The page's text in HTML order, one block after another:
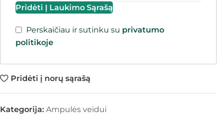
Pridėti Į Laukimo Sąrašą
Perskaičiau ir sutinku su privatumo
politikoje
Pridėti į norų sąrašą
Kategorija: Ampulės veidui